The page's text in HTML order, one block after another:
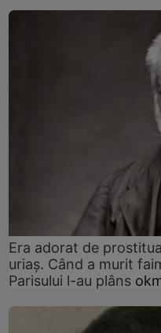
Era adorat de
uriaș. Când a murit
Parisului l-au plâns